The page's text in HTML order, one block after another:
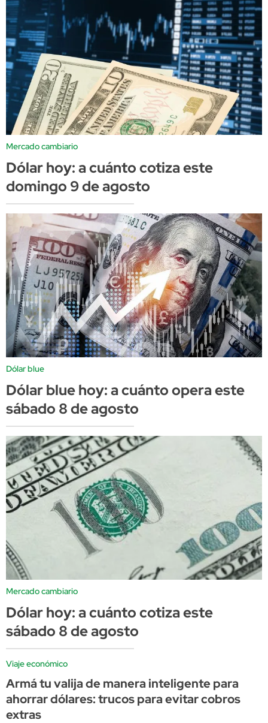
Mercado cambiario
Dólar hoy: a cuánto cotiza este
domingo 9 de agosto
Dólar blue
Dólar blue hoy: a cuánto opera este
sábado 8 de agosto
Mercado cambiario
Dólar hoy: a cuánto cotiza este
sábado 8 de agosto
Viaje económico
Armá tu valija de manera inteligente para
ahorrar dólares: trucos para evitar cobros
extras